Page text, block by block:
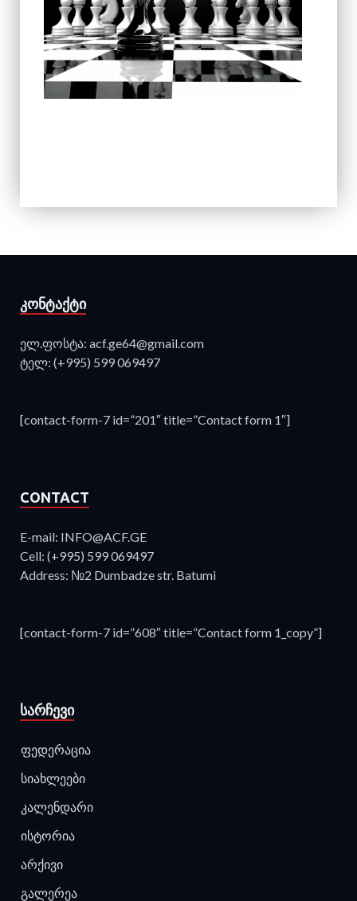
ᲙᲝᲜᲢᲐᲥᲢᲘ
ელ.ფოსტა: acf.ge64@gmail.com
ტელ: (+995) 599 069497
[contact-form-7 id=”201″ title=”Contact form 1″]
CONTACT
E-mail: INFO@ACF.GE
Cell: (+995) 599 069497
Address: №2 Dumbadze str. Batumi
[contact-form-7 id=”608″ title=”Contact form 1_copy”]
ᲡᲐᲠᲩᲔᲕᲘ
ფედერაცია
სიახლეები
კალენდარი
ისტორია
არქივი
გალერეა